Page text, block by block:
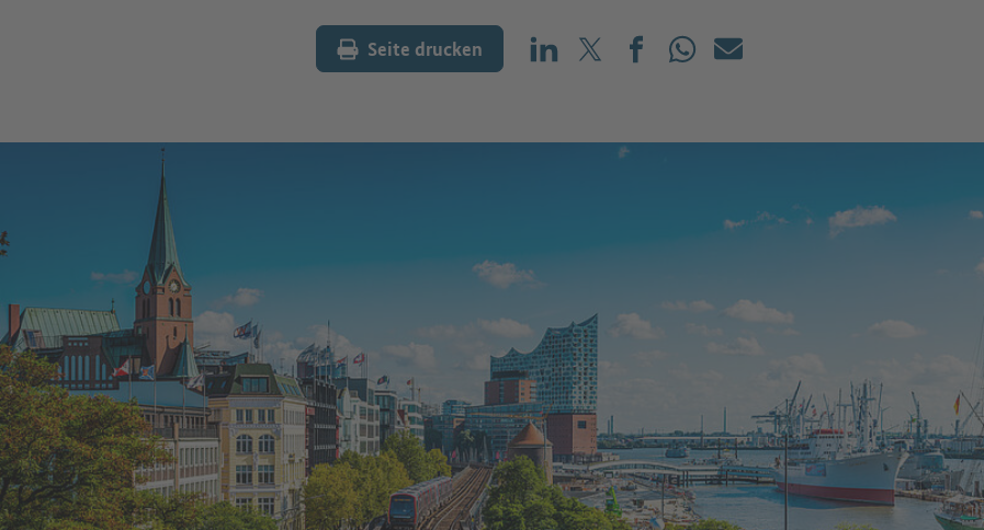
Seite drucken
Teilen auf LinkedIn
Teilen auf X (vorher: Twitter)
Teilen auf Facebook
Teilen auf WhatsApp
Mailen